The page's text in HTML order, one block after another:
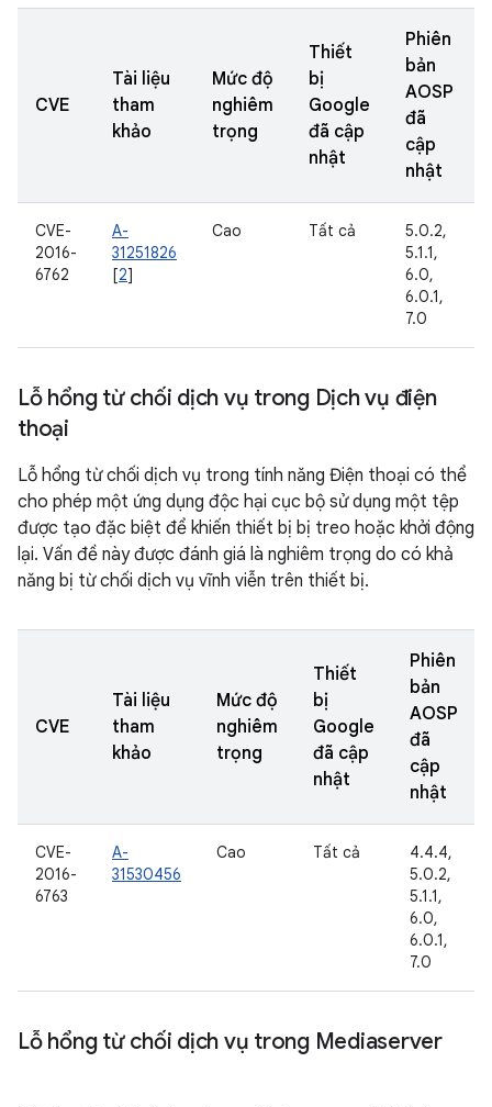
CVE
Tài liệu
tham
khảo
Mức độ
nghiêm
trọng
Thiết
bị
Google
đã cập
nhật
Phiên
bản
AOSP
đã
cập
nhật
CVE-
2016-
6762
A-
31251826
[2]
Cao Tất cả
5.0.2,
5.1.1,
6.0,
6.0.1,
7.0
Lỗ hổng từ chối dịch vụ trong Dịch vụ điện
thoại
Lỗ hổng từ chối dịch vụ trong tính năng Điện thoại có thể
cho phép một ứng dụng độc hại cục bộ sử dụng một tệp
được tạo đặc biệt để khiến thiết bị bị treo hoặc khởi động
lại. Vấn đề này được đánh giá là nghiêm trọng do có khả
năng bị từ chối dịch vụ vĩnh viễn trên thiết bị.
CVE
Tài liệu
tham
khảo
Mức độ
nghiêm
trọng
Thiết
bị
Google
đã cập
nhật
Phiên
bản
AOSP
đã
cập
nhật
CVE-
2016-
6763
A-
31530456
Cao Tất cả
4.4.4,
5.0.2,
5.1.1,
6.0,
6.0.1,
7.0
Lỗ hổng từ chối dịch vụ trong Mediaserver